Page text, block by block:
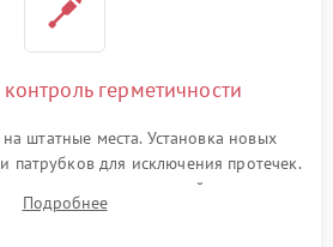
герметичности
штатные места. Установка новых
патрубков для исключения протечек.
гидравлической системы,
и установка датчика поплавка.
Подробнее